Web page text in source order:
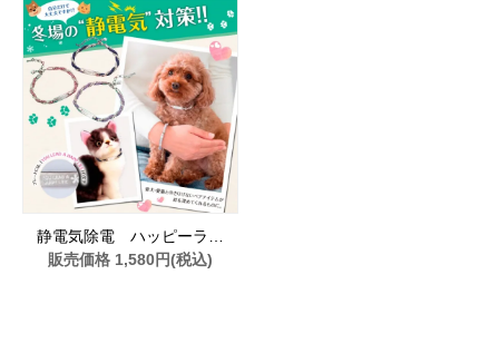
静電気除電 ハッピーラ…
販売価格 1,580円(税込)